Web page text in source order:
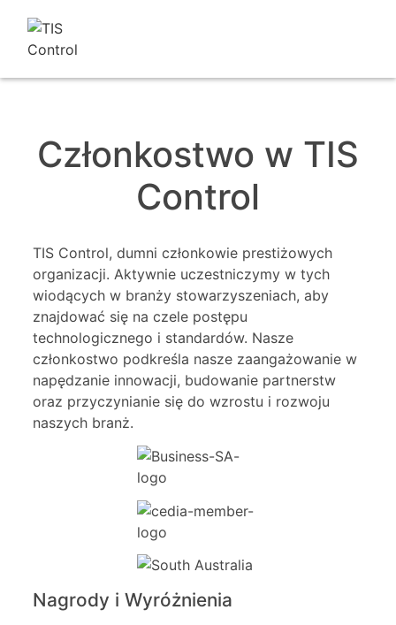
Członkostwo w TIS
Control
TIS Control, dumni członkowie prestiżowych
organizacji. Aktywnie uczestniczymy w tych
wiodących w branży stowarzyszeniach, aby
znajdować się na czele postępu
technologicznego i standardów. Nasze
członkostwo podkreśla nasze zaangażowanie w
napędzanie innowacji, budowanie partnerstw
oraz przyczynianie się do wzrostu i rozwoju
naszych branż.
Nagrody i Wyróżnienia